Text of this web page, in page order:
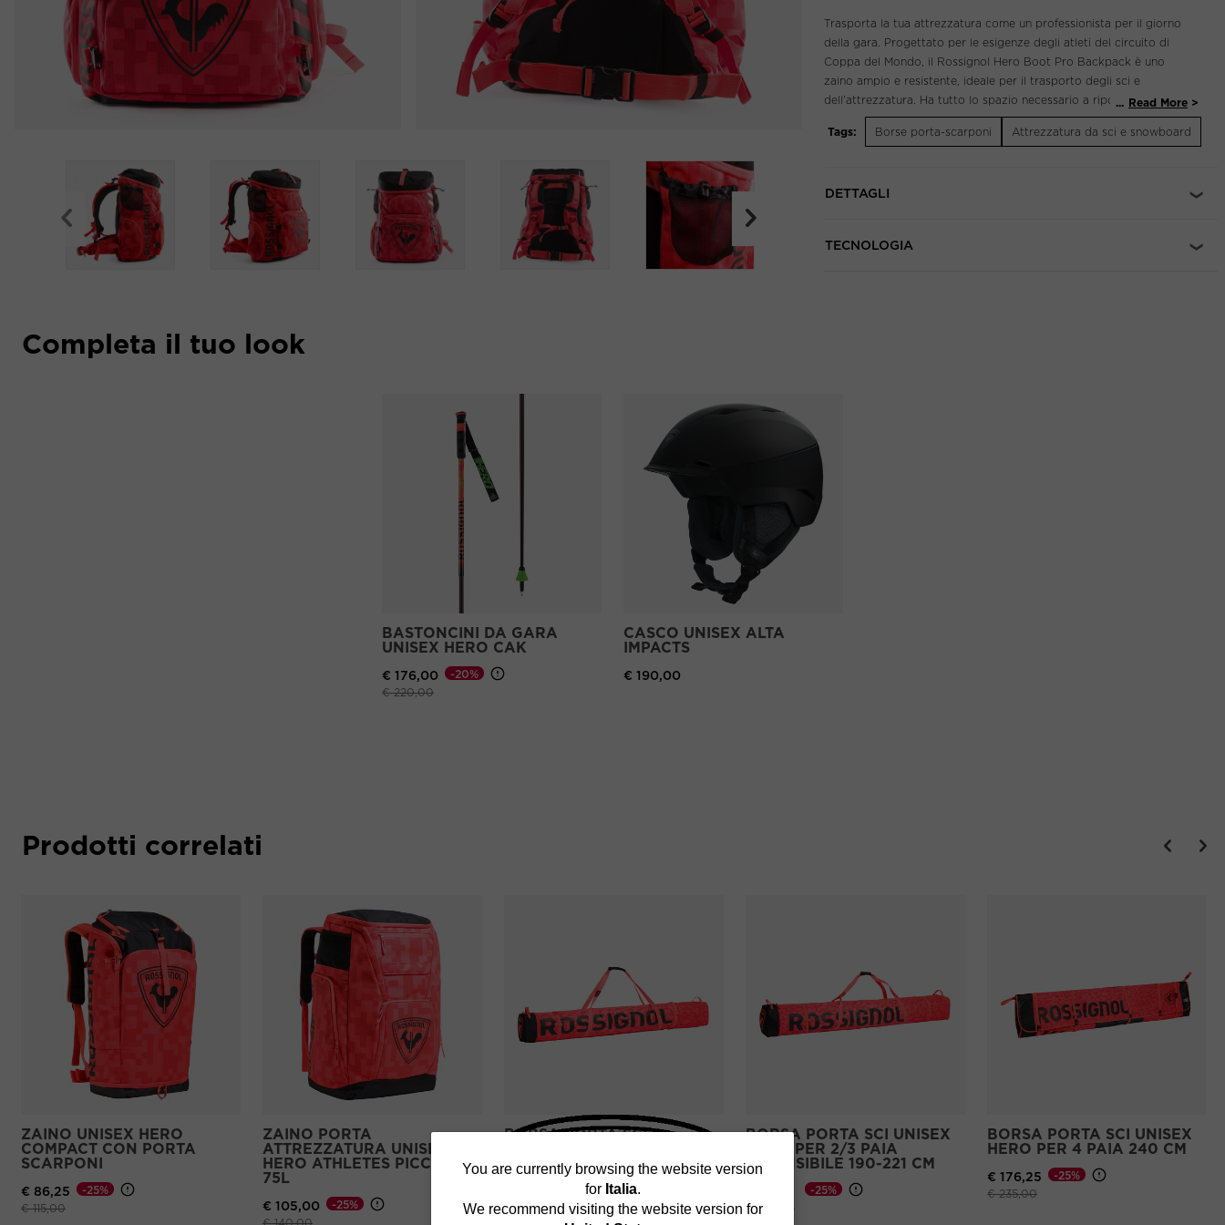
You
are
You are currently browsing the website version
for Italia.
We recommend visiting the website version for
Trasporta la tua attrezzatura come un professionista per il giorno
della gara. Progettato per le esigenze degli atleti del circuito di
Coppa del Mondo, il Rossignol Hero Boot Pro Backpack è uno
zaino ampio e resistente, ideale per il trasporto degli sci e
dell'attrezzatura. Ha tutto lo spazio necessario a riporre
l'occorrente per la gara o per qualsiasi giornata in montagna.
Questo modello capiente include uno scomparto riservato al casco
cambio di vestiti, mentre il fondo impermeabile in tela cerata
... Read More
Tags:
Borse porta-scarponi Attrezzatura da sci e snowboard
DETTAGLI
TECNOLOGIA
Completa il tuo look
BASTONCINI DA GARA
UNISEX HERO CAK
€ 176,00
Prezzo ridotto da
€ 220,00a
-20%
CASCO UNISEX ALTA
IMPACTS
€ 190,00
Prodotti correlati
ZAINO UNISEX HERO
COMPACT CON PORTA
SCARPONI
€ 86,25
Prezzo ridotto da
€ 115,00a
-25%
ZAINO PORTA
ATTREZZATURA UNISEX
HERO ATHLETES PICCOLO
75L
€ 105,00 -25%
BORSA PORTA SCI
€ 71,25
Prezzo ridotto da
-25%
BORSA PORTA SCI UNISEX
HERO PER 2/3 PAIA
ESTENSIBILE 190-221 CM
Prezzo ridotto da
€ 105,00a
-25%
BORSA PORTA SCI UNISEX
HERO PER 4 PAIA 240 CM
€ 176,25
Prezzo ridotto da
€ 235,00a
-25%